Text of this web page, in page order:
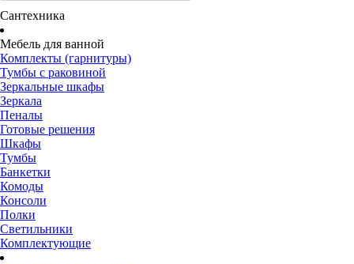
Сантехника
Мебель для ванной
Комплекты (гарнитуры)
Тумбы с раковиной
Зеркальные шкафы
Зеркала
Пеналы
Готовые решения
Шкафы
Тумбы
Банкетки
Комоды
Консоли
Полки
Светильники
Комплектующие